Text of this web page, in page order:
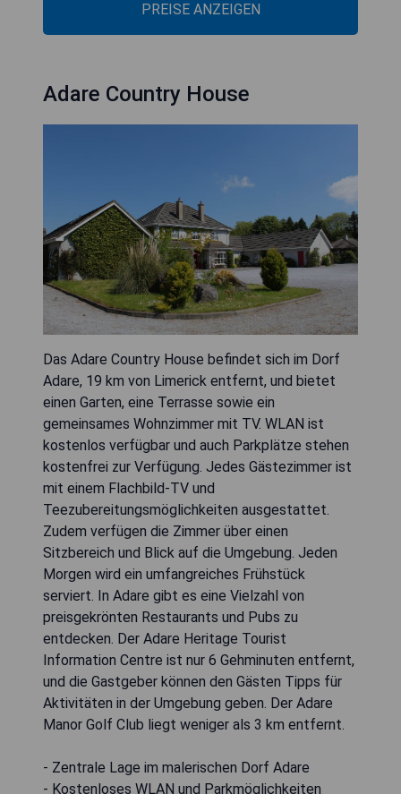
PREISE ANZEIGEN
Adare Country House
Das Adare Country House befindet sich im Dorf
Adare, 19 km von Limerick entfernt, und bietet
einen Garten, eine Terrasse sowie ein
gemeinsames Wohnzimmer mit TV. WLAN ist
kostenlos verfügbar und auch Parkplätze stehen
kostenfrei zur Verfügung. Jedes Gästezimmer ist
mit einem Flachbild-TV und
Teezubereitungsmöglichkeiten ausgestattet.
Zudem verfügen die Zimmer über einen
Sitzbereich und Blick auf die Umgebung. Jeden
Morgen wird ein umfangreiches Frühstück
serviert. In Adare gibt es eine Vielzahl von
preisgekrönten Restaurants und Pubs zu
entdecken. Der Adare Heritage Tourist
Information Centre ist nur 6 Gehminuten entfernt,
und die Gastgeber können den Gästen Tipps für
Aktivitäten in der Umgebung geben. Der Adare
Manor Golf Club liegt weniger als 3 km entfernt.
- Zentrale Lage im malerischen Dorf Adare
- Kostenloses WLAN und Parkmöglichkeiten